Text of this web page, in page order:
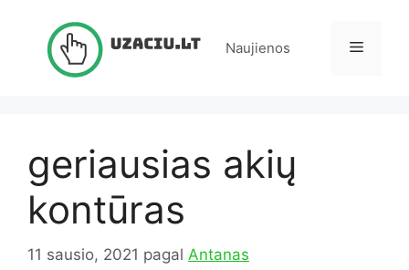
Naujienos Meniu
geriausias akių
kontūras
11 sausio, 2021 pagal Antanas